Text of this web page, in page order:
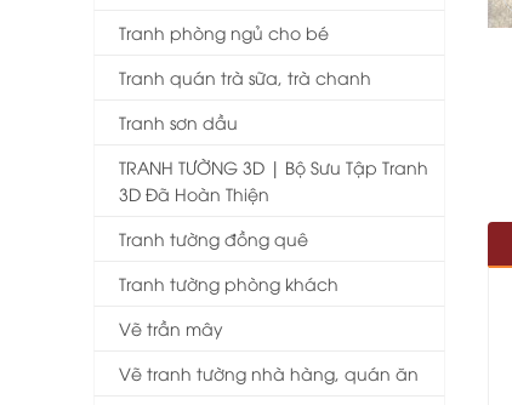
Tranh phòng ngủ cho bé
Tranh quán trà sữa, trà chanh
Tranh sơn dầu
TRANH TƯỜNG 3D | Bộ Sưu Tập Tranh
3D Đã Hoàn Thiện
Tranh tường đồng quê
Tranh tường phòng khách
Vẽ trần mây
Vẽ tranh tường nhà hàng, quán ăn